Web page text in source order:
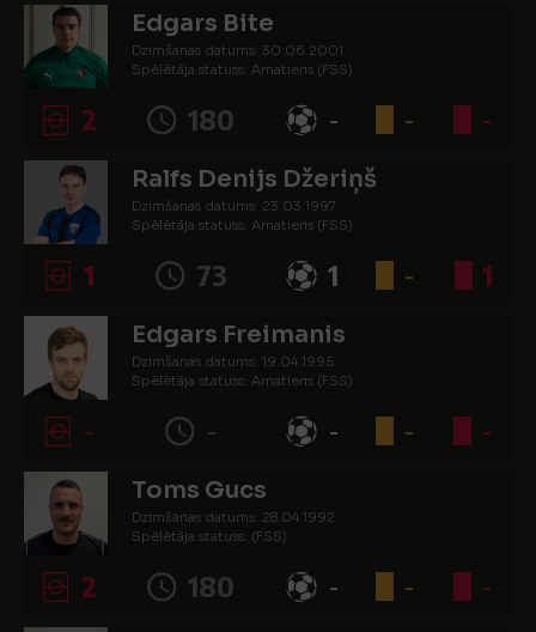
Edgars Bite
Dzimšanas datums: 30.06.2001.
Spēlētāja statuss: Amatieris (FSS)
2 180 - - -
Ralfs Denijs Džeriņš
Dzimšanas datums: 23.03.1997.
Spēlētāja statuss: Amatieris (FSS)
1 73 1 - 1
Edgars Freimanis
Dzimšanas datums: 19.04.1995.
Spēlētāja statuss: Amatieris (FSS)
- - - - -
Toms Gucs
Dzimšanas datums: 28.04.1992.
Spēlētāja statuss: (FSS)
2 180 - - -